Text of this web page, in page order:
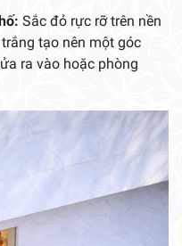
Sắc đỏ rực rỡ trên nền
tạo nên một góc
ra vào hoặc phòng